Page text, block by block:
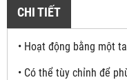
CHI TIẾT
• Hoạt động bằng một
• Có thể tùy chỉnh để